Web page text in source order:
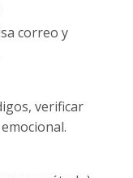
correo y
verificar